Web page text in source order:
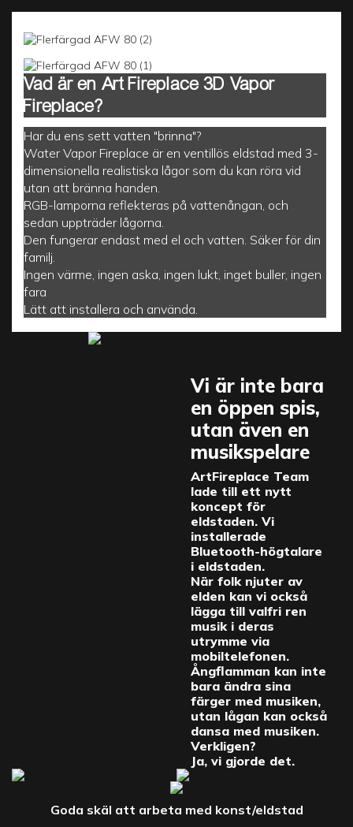
Vad är en Art Fireplace 3D Vapor
Fireplace?
Har du ens sett vatten "brinna"?
Water Vapor Fireplace är en ventillös eldstad med 3-
dimensionella realistiska lågor som du kan röra vid
utan att bränna handen.
RGB-lamporna reflekteras på vattenångan, och
sedan uppträder lågorna.
Den fungerar endast med el och vatten. Säker för din
familj.
Ingen värme, ingen aska, ingen lukt, inget buller, ingen
fara
Lätt att installera och använda.
Vi är inte bara
en öppen spis,
utan även en
musikspelare
ArtFireplace Team
lade till ett nytt
koncept för
eldstaden. Vi
installerade
Bluetooth-högtalare
i eldstaden.
När folk njuter av
elden kan vi också
lägga till valfri ren
musik i deras
utrymme via
mobiltelefonen.
Ångflamman kan inte
bara ändra sina
färger med musiken,
utan lågan kan också
dansa med musiken.
Verkligen?
Ja, vi gjorde det.
Goda skäl att arbeta med konst/eldstad